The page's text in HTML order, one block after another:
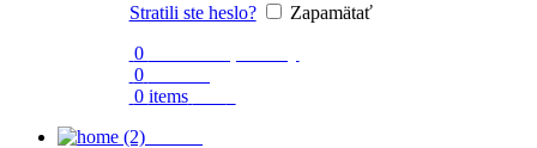
Stratili ste heslo?
Zapamätať
0
0
0 items